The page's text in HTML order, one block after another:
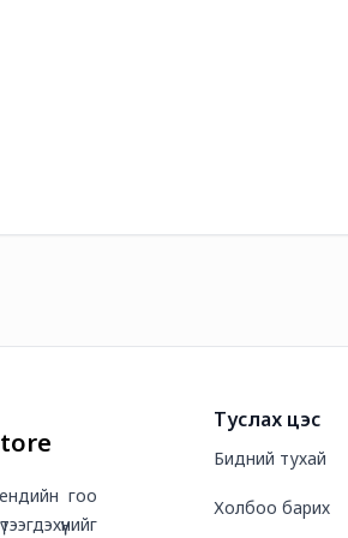
гоо
Туслах цэс
Бидний тухай
Холбоо барих